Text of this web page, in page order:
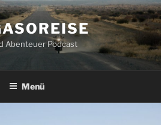
Abenteuer Podcast
Menü